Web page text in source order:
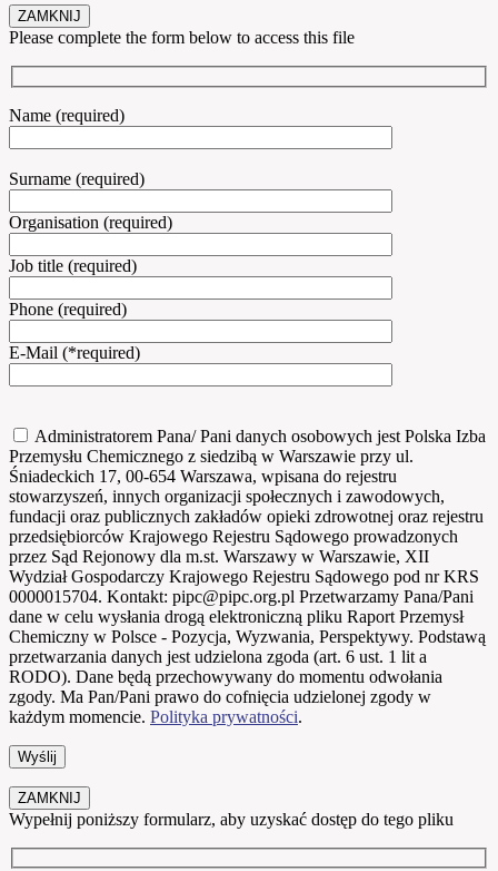
ZAMKNIJ
Please complete the form below to access this file
Name (required)
Surname (required)
Organisation (required)
Job title (required)
Phone (required)
E-Mail (*required)
Administratorem Pana/ Pani danych osobowych jest Polska Izba
Przemysłu Chemicznego z siedzibą w Warszawie przy ul.
Śniadeckich 17, 00-654 Warszawa, wpisana do rejestru
stowarzyszeń, innych organizacji społecznych i zawodowych,
fundacji oraz publicznych zakładów opieki zdrowotnej oraz rejestru
przedsiębiorców Krajowego Rejestru Sądowego prowadzonych
przez Sąd Rejonowy dla m.st. Warszawy w Warszawie, XII
Wydział Gospodarczy Krajowego Rejestru Sądowego pod nr KRS
0000015704. Kontakt: pipc@pipc.org.pl Przetwarzamy Pana/Pani
dane w celu wysłania drogą elektroniczną pliku Raport Przemysł
Chemiczny w Polsce - Pozycja, Wyzwania, Perspektywy. Podstawą
przetwarzania danych jest udzielona zgoda (art. 6 ust. 1 lit a
RODO). Dane będą przechowywany do momentu odwołania
zgody. Ma Pan/Pani prawo do cofnięcia udzielonej zgody w
każdym momencie. Polityka prywatności.
ZAMKNIJ
Wypełnij poniższy formularz, aby uzyskać dostęp do tego pliku